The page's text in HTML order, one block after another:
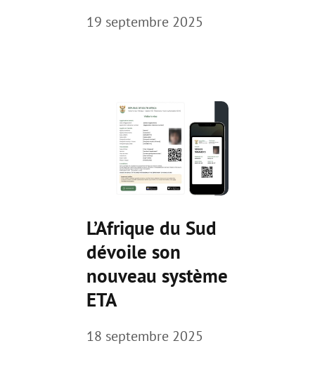
19 septembre 2025
L’Afrique du Sud
dévoile son
nouveau système
ETA
18 septembre 2025